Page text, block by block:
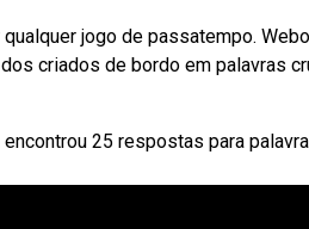
jogo de passatempo.
criados de bordo em palavras
25 respostas para